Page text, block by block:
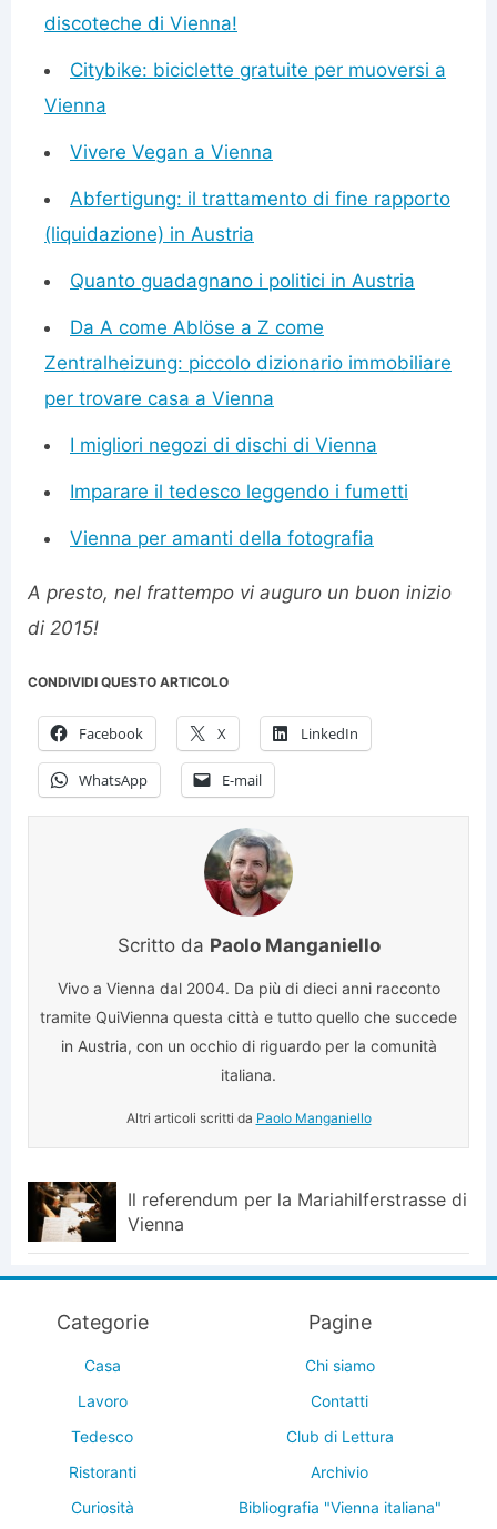
discoteche di Vienna!
Citybike: biciclette gratuite per muoversi a
Vienna
Vivere Vegan a Vienna
Abfertigung: il trattamento di fine rapporto
(liquidazione) in Austria
Quanto guadagnano i politici in Austria
Da A come Ablöse a Z come
Zentralheizung: piccolo dizionario immobiliare
per trovare casa a Vienna
I migliori negozi di dischi di Vienna
Imparare il tedesco leggendo i fumetti
Vienna per amanti della fotografia
A presto, nel frattempo vi auguro un buon inizio
di 2015!
CONDIVIDI QUESTO ARTICOLO
Facebook X LinkedIn
WhatsApp E-mail
Scritto da Paolo Manganiello
Vivo a Vienna dal 2004. Da più di dieci anni racconto
tramite QuiVienna questa città e tutto quello che succede
in Austria, con un occhio di riguardo per la comunità
italiana.
Altri articoli scritti da Paolo Manganiello
Il referendum per la Mariahilferstrasse di
Vienna
Categorie
Casa
Lavoro
Tedesco
Ristoranti
Curiosità
Pagine
Chi siamo
Contatti
Club di Lettura
Archivio
Bibliografia "Vienna italiana"